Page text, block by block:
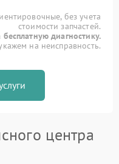
без учета
стоимости запчастей.
диагностику.
на неисправность.
центра